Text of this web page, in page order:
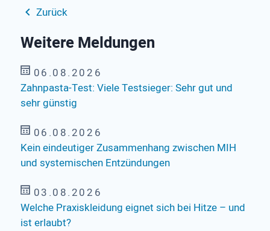
Zurück
Weitere Meldungen
06.08.2026
Zahnpasta-Test: Viele Testsieger: Sehr gut und
sehr günstig
06.08.2026
Kein eindeutiger Zusammenhang zwischen MIH
und systemischen Entzündungen
03.08.2026
Welche Praxiskleidung eignet sich bei Hitze – und
ist erlaubt?